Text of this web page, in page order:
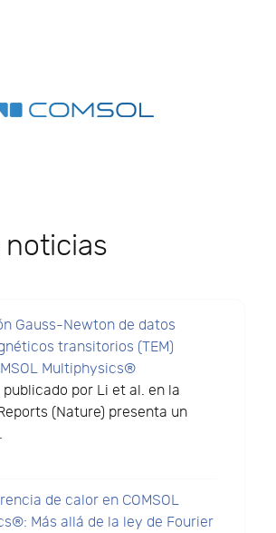
Gauss-Newton de datos
transitorios (TEM)
Multiphysics®
por Li et al. en la
(Nature) presenta un
de calor en COMSOL
Más allá de la ley de Fourier